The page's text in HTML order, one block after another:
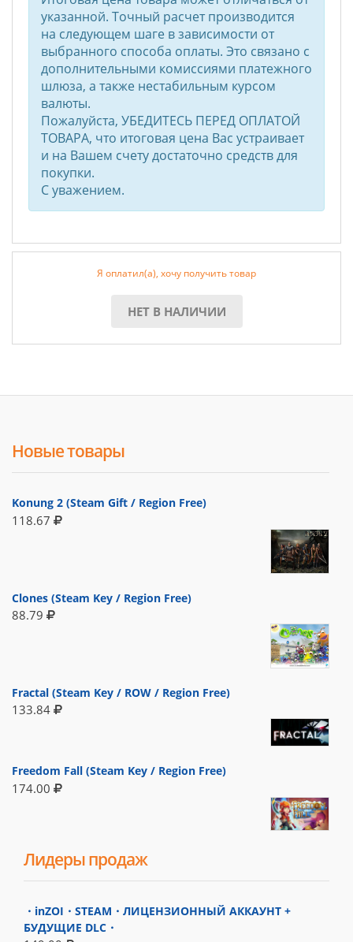
указанной. Точный расчет производится
на следующем шаге в зависимости от
выбранного способа оплаты. Это связано с
дополнительными комиссиями платежного
шлюза, а также нестабильным курсом
валюты.
Пожалуйста, УБЕДИТЕСЬ ПЕРЕД ОПЛАТОЙ
ТОВАРА, что итоговая цена Вас устраивает
и на Вашем счету достаточно средств для
покупки.
С уважением.
Я оплатил(а), хочу получить товар
НЕТ В НАЛИЧИИ
Новые товары
Konung 2 (Steam Gift / Region Free)
118.67
Clones (Steam Key / Region Free)
88.79
Fractal (Steam Key / ROW / Region Free)
133.84
Freedom Fall (Steam Key / Region Free)
174.00
Лидеры продаж
・inZOI・STEAM・ЛИЦЕНЗИОННЫЙ АККАУНТ +
БУДУЩИЕ DLC・